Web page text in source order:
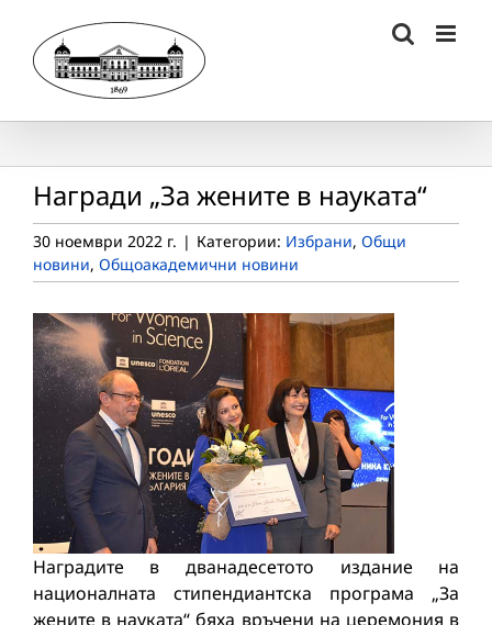
content
Награди „За жените в науката“
30 ноември 2022 г. | Категории: Избрани, Общи
новини, Общоакадемични новини
Наградите в дванадесетото издание на
националната стипендиантска програма „За
жените в науката“ бяха връчени на церемония в